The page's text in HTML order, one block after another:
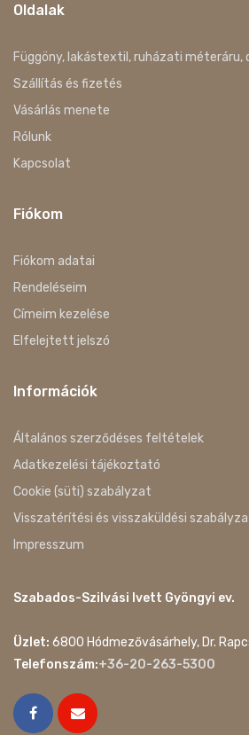
Oldalak
Függöny, lakástextil, ruházati méteráru,
Szállítás és fizetés
Vásárlás menete
Rólunk
Kapcsolat
Fiókom
Fiókom adatai
Rendeléseim
Címeim kezelése
Elfelejtett jelszó
Információk
Általános szerződéses feltételek
Adatkezelési tájékoztató
Cookie (süti) szabályzat
Visszatérítési és visszaküldési
Impresszum
Szabados-Szilvási Ivett Gyöngyi ev.
Üzlet: 6800 Hódmezővásárhely, Dr.
Telefonszám:+36-20-263-5300